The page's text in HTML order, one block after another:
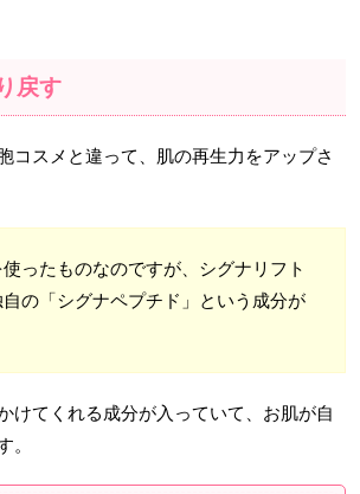
戻す
コスメと違って、肌の再生力をアップさ
ったものなのですが、シグナリフト
の「シグナペプチド」という成分が
けてくれる成分が入っていて、お肌が自
。